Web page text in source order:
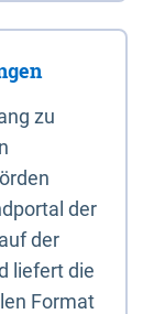
zu
der
der
liefert die
Format